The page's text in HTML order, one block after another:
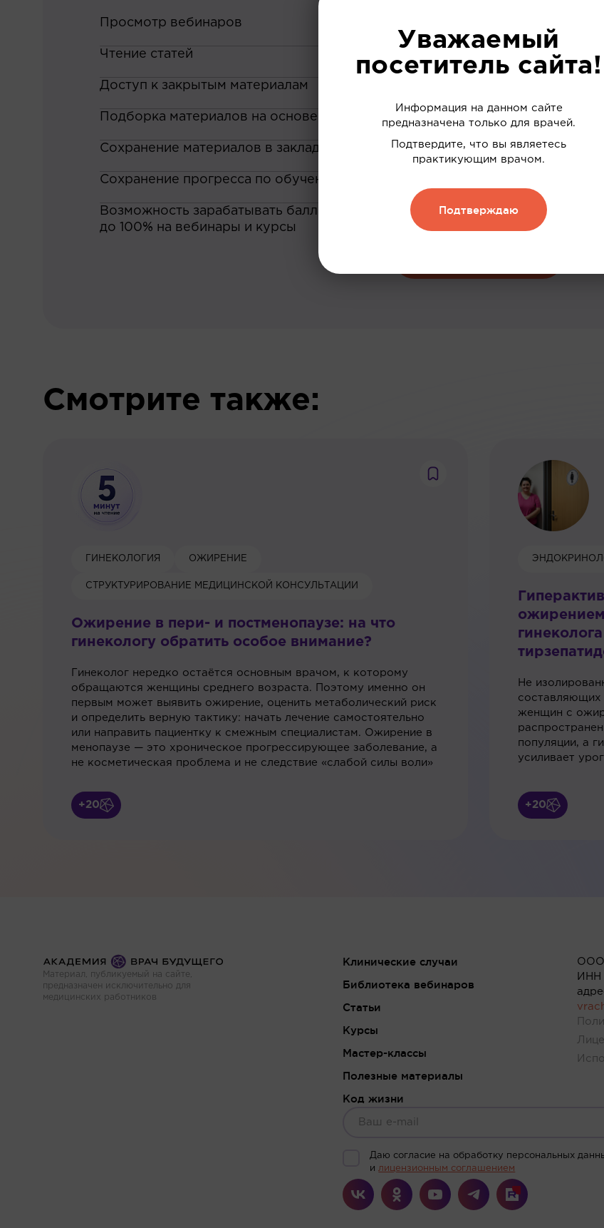
Просмотр вебинаров
Чтение статей
Доступ к закрытым материалам
Подборка материалов на основе ваших интересов
Сохранение материалов в закладки
Сохранение прогресса по обучению
Возможность зарабатывать баллы и обменивать их на скидку
до 100% на вебинары и курсы
Смотрите также:
ГИНЕКОЛОГИЯ ОЖИРЕНИЕ
СТРУКТУРИРОВАНИЕ МЕДИЦИНСКОЙ КОНСУЛЬТАЦИИ
Ожирение в пери- и постменопаузе: на что
гинекологу обратить особое внимание?
Гинеколог нередко остаётся основным врачом, к которому
обращаются женщины среднего возраста. Поэтому именно он
первым может выявить ожирение, оценить метаболический риск
и определить верную тактику: начать лечение самостоятельно
или направить пациентку к смежным специалистам. Ожирение в
менопаузе — это хроническое прогрессирующее заболевание, а
не косметическая проблема и не следствие «слабой силы воли»
+20
Не
составляющих
женщин с
популяции, а
усиливает
+20
Материал, публикуемый на сайте,
предназначен исключительно для
медицинских работников
Клинические случаи
Библиотека вебинаров
Статьи
Курсы
Мастер-классы
Полезные материалы
Код жизни
ООО
ИНН
Даю согласие на обработку персональных
и лицензионным соглашением
Уважаемый
посетитель сайта!
Информация на данном сайте
предназначена только для врачей.
Подтвердите, что вы являетесь
практикующим врачом.
Подтверждаю